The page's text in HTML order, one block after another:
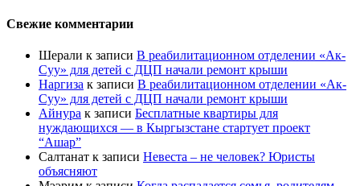
Свежие комментарии
Шерали к записи В реабилитационном отделении «Ак-
Суу» для детей с ДЦП начали ремонт крыши
Наргиза к записи В реабилитационном отделении «Ак-
Суу» для детей с ДЦП начали ремонт крыши
Айнура к записи Бесплатные квартиры для
нуждающихся — в Кыргызстане стартует проект
“Ашар”
Салтанат к записи Невеста – не человек? Юристы
объясняют